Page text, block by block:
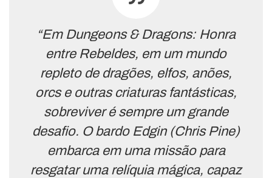
“Em Dungeons & Dragons: Honra
entre Rebeldes, em um mundo
repleto de dragões, elfos, anões,
orcs e outras criaturas fantásticas,
sobreviver é sempre um grande
desafio. O bardo Edgin (Chris Pine)
embarca em uma missão para
resgatar uma relíquia mágica, capaz